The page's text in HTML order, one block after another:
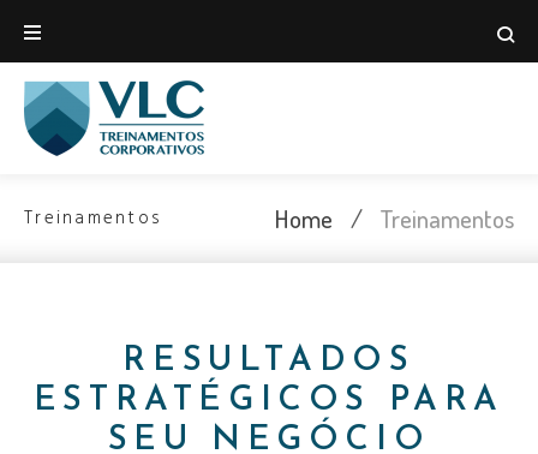
Treinamentos Home / Treinamentos
RESULTADOS
ESTRATÉGICOS PARA
SEU NEGÓCIO​